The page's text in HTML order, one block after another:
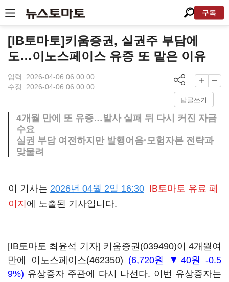
구독
[IB토마토]키움증권, 실권주 부담에
도…이노스페이스 유증 또 맡은 이유
입력: 2026-04-06 06:00:00
수정: 2026-04-06 06:00:00
답글쓰기
4개월 만에 또 유증…발사 실패 뒤 다시 커진 자금
수요
실권 부담 여전하지만 발행어음·모험자본 전략과
맞물려
이 기사는 2026년 04월 2일 16:30 IB토마토 유료 페
이지 에 노출된 기사입니다.
[IB토마토 최윤석 기자] 키움증권(039490)이 4개월여
만에 이노스페이스(462350) (6,720원 ▼40원 -0.5
9%) 유상증자 주관에 다시 나선다. 이번 유상증자는